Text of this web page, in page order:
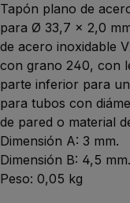
Tapón plano de
para Ø 33,7 x 2,0
de acero inoxidable
con grano 240, con
parte inferior para
para tubos con
de pared o material
Dimensión A: 3 mm.
Dimensión B: 4,5 mm.
Peso: 0,05 kg